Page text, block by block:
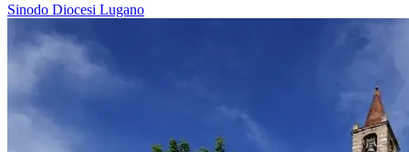
Sinodo Diocesi Lugano